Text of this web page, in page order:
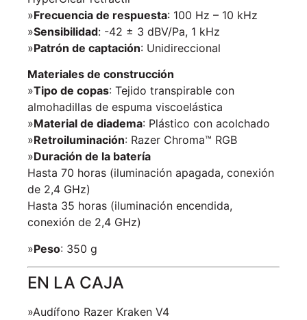
»Frecuencia de respuesta: 100 Hz – 10 kHz
»Sensibilidad: -42 ± 3 dBV/Pa, 1 kHz
»Patrón de captación: Unidireccional
Materiales de construcción
»Tipo de copas: Tejido transpirable con
almohadillas de espuma viscoelástica
»Material de diadema: Plástico con acolchado
»Retroiluminación: Razer Chroma™ RGB
»Duración de la batería
Hasta 70 horas (iluminación apagada, conexión
de 2,4 GHz)
Hasta 35 horas (iluminación encendida,
conexión de 2,4 GHz)
»Peso: 350 g
EN LA CAJA
»Audífono Razer Kraken V4